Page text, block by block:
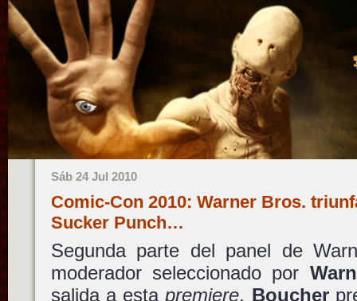
Sáb 24 Jul 2010
Comic-Con 2010: Warner Bros.
Sucker Punch…
Segunda parte del panel de
moderador seleccionado por
salida a estapremiere. Boucher